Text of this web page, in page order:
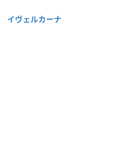
イヴェルカーナ